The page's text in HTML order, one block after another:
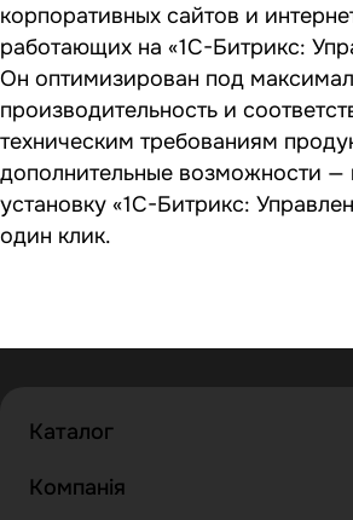
корпоративных сайтов и
работающих на «1С-Битрикс:
Он оптимизирован под
производительность и
техническим требованиям
дополнительные возможности —
установку «1С-Битрикс:
один клик.
Каталог
Компанія